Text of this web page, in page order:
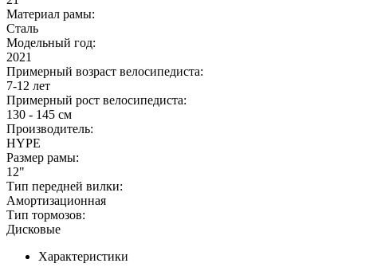
Материал рамы:
Сталь
Модельный год:
2021
Примерный возраст велосипедиста:
7-12 лет
Примерный рост велосипедиста:
130 - 145 см
Производитель:
HYPE
Размер рамы:
12"
Тип передней вилки:
Амортизационная
Тип тормозов:
Дисковые
Характеристики